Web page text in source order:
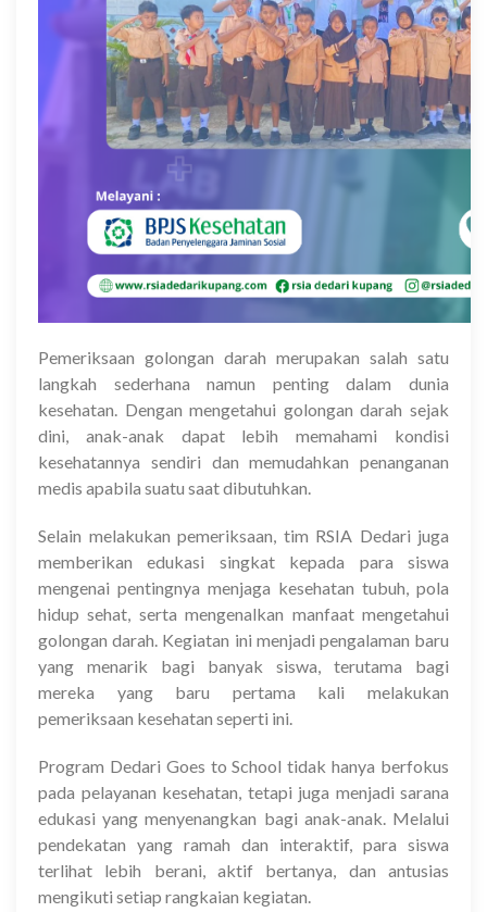
Pemeriksaan golongan darah merupakan salah satu
langkah sederhana namun penting dalam dunia
kesehatan. Dengan mengetahui golongan darah sejak
dini, anak-anak dapat lebih memahami kondisi
kesehatannya sendiri dan memudahkan penanganan
medis apabila suatu saat dibutuhkan.
Selain melakukan pemeriksaan, tim RSIA Dedari juga
memberikan edukasi singkat kepada para siswa
mengenai pentingnya menjaga kesehatan tubuh, pola
hidup sehat, serta mengenalkan manfaat mengetahui
golongan darah. Kegiatan ini menjadi pengalaman baru
yang menarik bagi banyak siswa, terutama bagi
mereka yang baru pertama kali melakukan
pemeriksaan kesehatan seperti ini.
Program Dedari Goes to School tidak hanya berfokus
pada pelayanan kesehatan, tetapi juga menjadi sarana
edukasi yang menyenangkan bagi anak-anak. Melalui
pendekatan yang ramah dan interaktif, para siswa
terlihat lebih berani, aktif bertanya, dan antusias
mengikuti setiap rangkaian kegiatan.